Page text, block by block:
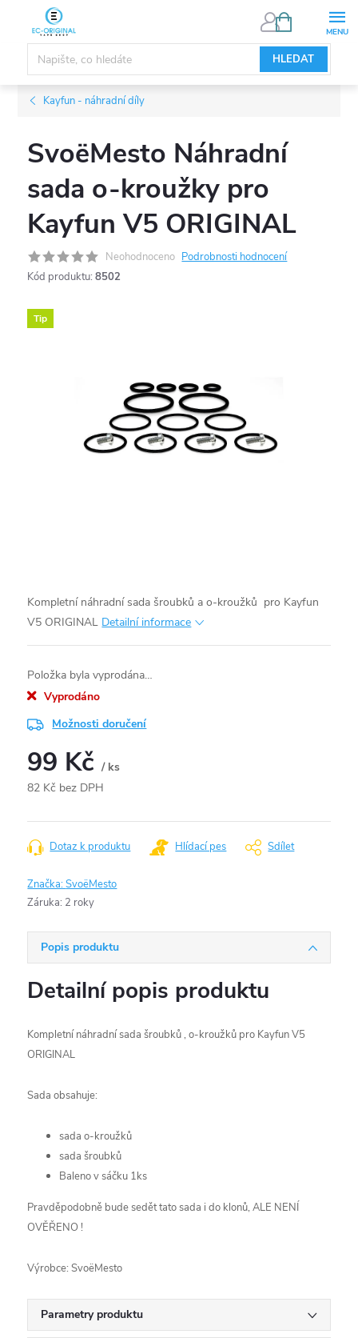
obsah
HLEDAT
NÁKUPNÍ
Kayfun - náhradní díly
SvoëMesto Náhradní
sada o-kroužky pro
Kayfun V5 ORIGINAL
Neohodnoceno Podrobnosti hodnocení
Kód produktu: 8502
Tip
Kompletní náhradní sada šroubků a o-kroužků pro Kayfun
V5 ORIGINAL Detailní informace
Položka byla vyprodána…
Vyprodáno
Možnosti doručení
99 Kč/ ks
82 Kč bez DPH
cena:
Dotaz k produktu Hlídací pes Sdílet
Značka:SvoëMesto
Záruka: 2 roky
Popis produktu
Detailní popis produktu
Kompletní náhradní sada šroubků , o-kroužků pro Kayfun V5
ORIGINAL
Sada obsahuje:
sada o-kroužků
sada šroubků
Baleno v sáčku 1ks
Pravděpodobně bude sedět tato sada i do klonů, ALE NENÍ
OVĚŘENO !
Výrobce: SvoëMesto
Parametry produktu